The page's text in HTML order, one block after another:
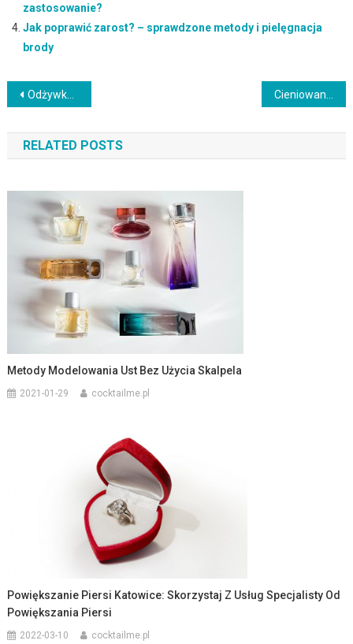
zastosowanie?
Jak poprawić zarost? – sprawdzone metody i pielęgnacja
brody
Nawigacja
wpisu
Odżywka do paznokci bez formaldehydu – jakie są jej korzyści?
RELATED POSTS
Metody Modelowania Ust Bez Użycia Skalpela
2021-01-29 cocktailme.pl
Powiększanie Piersi Katowice: Skorzystaj Z Usług Specjalisty Od
Powiększania Piersi
2022-03-10 cocktailme.pl